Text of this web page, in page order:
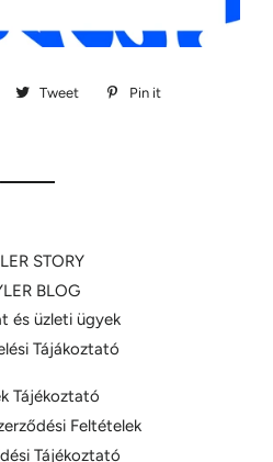
Megosztás
Tweet
Megosztás
Pin it
STORY
BLOG
és üzleti ügyek
Tájákoztató
Tájékoztató
Feltételek
Tájékoztató